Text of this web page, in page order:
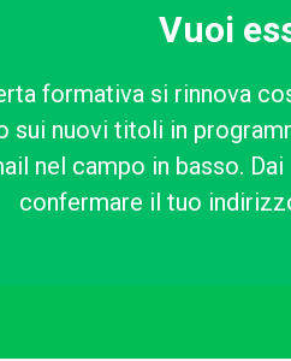
Vuoi
formativa si rinnova
sui nuovi titoli in
nel campo in basso.
confermare il tuo